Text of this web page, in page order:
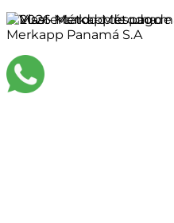
©2026Merkapp es una
Merkapp Panamá S.A